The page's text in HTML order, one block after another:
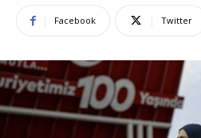
Facebook Twitter